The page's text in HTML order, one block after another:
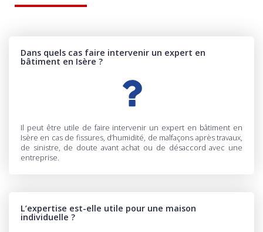
Dans quels cas faire intervenir un expert en
bâtiment en Isère ?
Il peut être utile de faire intervenir un expert en bâtiment en
Isère en cas de fissures, d’humidité, de malfaçons après travaux,
de sinistre, de doute avant achat ou de désaccord avec une
entreprise.
L’expertise est-elle utile pour une maison
individuelle ?